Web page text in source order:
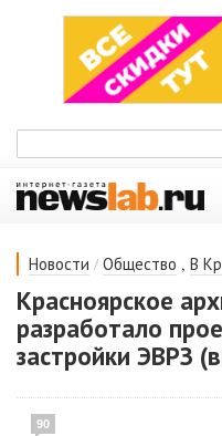
Новости / Общество , В
Красноярское
разработало
застройки ЭВРЗ
90